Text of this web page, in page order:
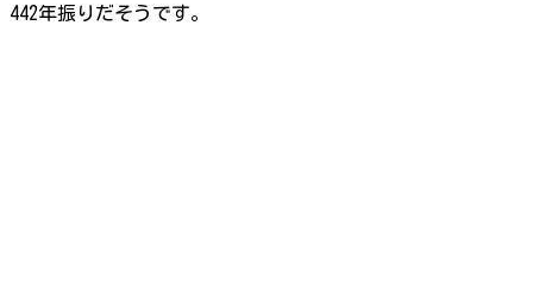
442年振りだそうです。